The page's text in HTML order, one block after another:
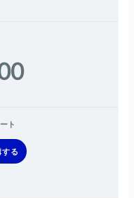
ト
る